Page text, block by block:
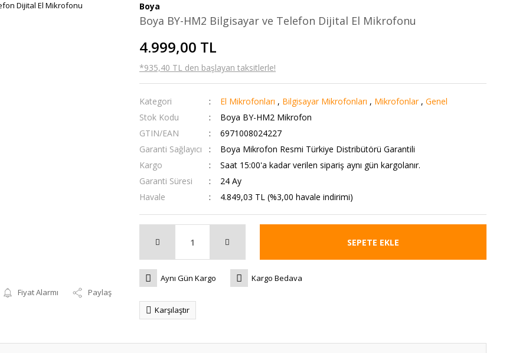
Fiyat Alarmı Paylaş
Boya
Boya BY-HM2 Bilgisayar ve Telefon Dijital El Mikrofonu
4.999,00 TL
*935,40 TL den başlayan taksitlerle!
Kategori El Mikrofonları , Bilgisayar Mikrofonları , Mikrofonlar , Genel
Stok Kodu
Boya BY-HM2 Mikrofon
GTIN/EAN
6971008024227
Garanti Sağlayıcı
Boya Mikrofon Resmi Türkiye Distribütörü Garantili
Kargo
Saat 15:00'a kadar verilen sipariş aynı gün kargolanır.
Garanti Süresi
24 Ay
Havale
4.849,03 TL (%3,00 havale indirimi)
SEPETE EKLE
Aynı Gün Kargo Kargo Bedava
Karşılaştır